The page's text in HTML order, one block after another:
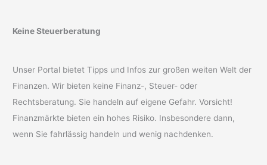
Keine Steuerberatung
Unser Portal bietet Tipps und Infos zur großen weiten Welt der
Finanzen. Wir bieten keine Finanz-, Steuer- oder
Rechtsberatung. Sie handeln auf eigene Gefahr. Vorsicht!
Finanzmärkte bieten ein hohes Risiko. Insbesondere dann,
wenn Sie fahrlässig handeln und wenig nachdenken.